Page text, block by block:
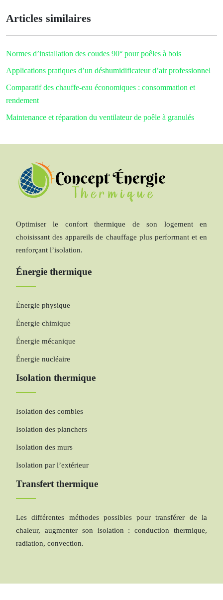
Articles similaires
Normes d’installation des coudes 90° pour poêles à bois
Applications pratiques d’un déshumidificateur d’air professionnel
Comparatif des chauffe-eau économiques : consommation et
rendement
Maintenance et réparation du ventilateur de poêle à granulés
Optimiser le confort thermique de son logement en
choisissant des appareils de chauffage plus performant et en
renforçant l’isolation.
Énergie thermique
Énergie physique
Énergie chimique
Énergie mécanique
Énergie nucléaire
Isolation thermique
Isolation des combles
Isolation des planchers
Isolation des murs
Isolation par l’extérieur
Transfert thermique
Les différentes méthodes possibles pour transférer de la
chaleur, augmenter son isolation : conduction thermique,
radiation, convection.